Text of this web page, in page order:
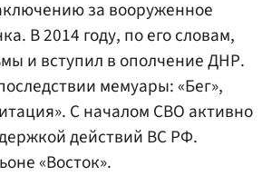
за вооруженное
В 2014 году, по его словам,
и вступил в ополчение ДНР.
мемуары: «Бег»,
С началом СВО активно
действий ВС РФ.
«Восток».